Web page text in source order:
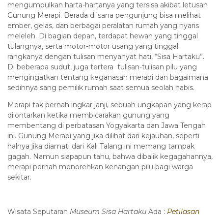
mengumpulkan harta-hartanya yang tersisa akibat letusan
Gunung Merapi. Berada di sana pengunjung bisa melihat
ember, gelas, dan berbagai peralatan rumah yang nyaris
meleleh. Di bagian depan, terdapat hewan yang tinggal
tulangnya, serta motor-motor usang yang tinggal
rangkanya dengan tulisan menyanyat hati, “Sisa Hartaku”.
Di beberapa sudut, juga tertera tulisan-tulisan pilu yang
mengingatkan tentang keganasan merapi dan bagaimana
sedihnya sang pemilik rumah saat semua seolah habis.
Merapi tak pernah ingkar janji, sebuah ungkapan yang kerap
dilontarkan ketika membicarakan gunung yang
membentang di perbatasan Yogyakarta dan Jawa Tengah
ini. Gunung Merapi yang jika dilihat dari kejauhan, seperti
halnya jika diamati dari Kali Talang ini memang tampak
gagah. Namun siapapun tahu, bahwa dibalik kegagahannya,
merapi pernah menorehkan kenangan pilu bagi warga
sekitar.
Wisata Seputaran Museum Sisa Hartaku Ada : Petilasan